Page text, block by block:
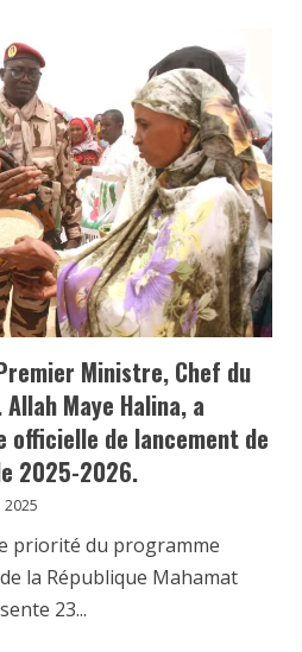
Ministre, Chef du
Maye Halina, a
officielle de lancement de
2025-2026.
2025
priorité du programme
la République Mahamat
23...